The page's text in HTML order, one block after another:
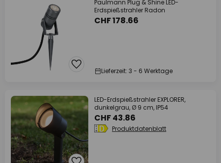
Paulmann Plug & Shine LED-
Erdspießstrahler Radon
CHF 178.66
Lieferzeit: 3 - 6 Werktage
LED-Erdspießstrahler EXPLORER,
dunkelgrau, Ø 9 cm, IP54
CHF 43.86
Produktdatenblatt